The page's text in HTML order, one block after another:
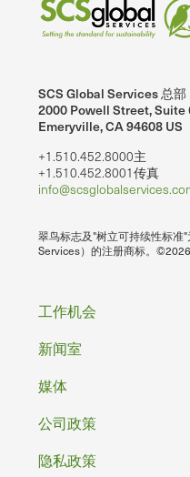
SCS Global Services 总部
2000 Powell Street, Suite
Emeryville, CA 94608 US
+1.510.452.8000主
+1.510.452.8001传真
翠鸟标志及"树立可持续性标准
Services）的注册商标。©2026
页
脚
工作机会
新闻室
媒体
公司政策
隐私政策